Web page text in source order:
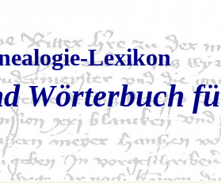
Lexikon
Wörterbuch